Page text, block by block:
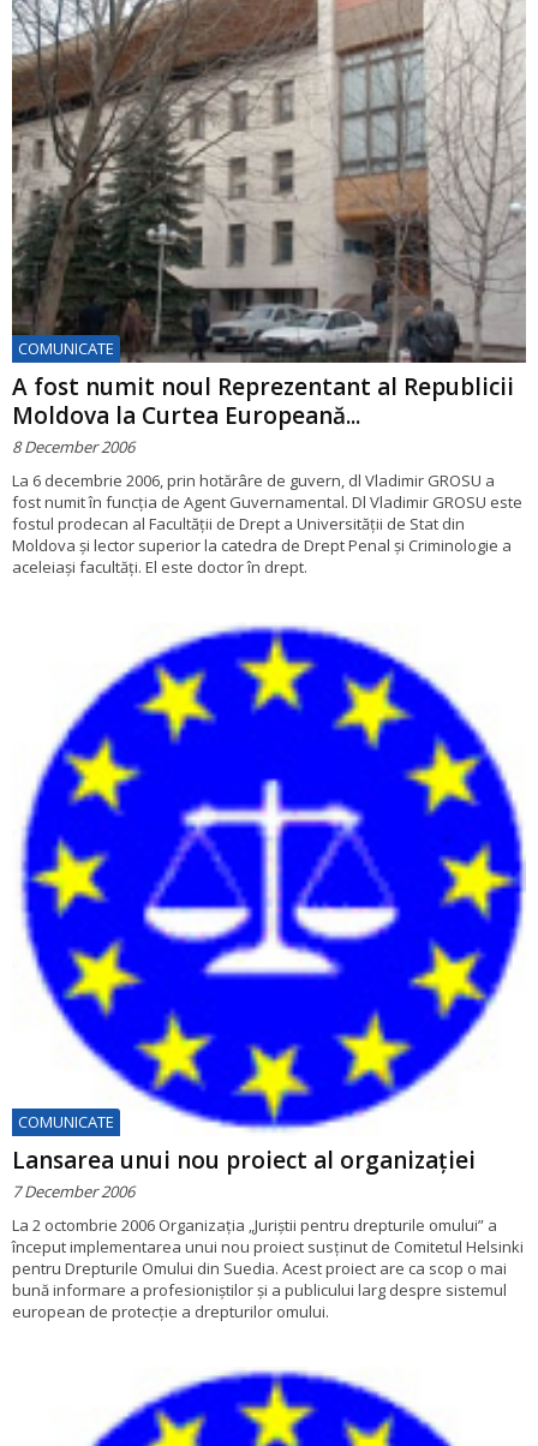
COMUNICATE
A fost numit noul Reprezentant al Republicii
Moldova la Curtea Europeană...
8 December 2006
La 6 decembrie 2006, prin hotărâre de guvern, dl Vladimir GROSU a
fost numit în funcția de Agent Guvernamental. Dl Vladimir GROSU este
fostul prodecan al Facultății de Drept a Universității de Stat din
Moldova și lector superior la catedra de Drept Penal și Criminologie a
aceleiași facultăți. El este doctor în drept.
COMUNICATE
Lansarea unui nou proiect al organizației
7 December 2006
La 2 octombrie 2006 Organizația „Juriștii pentru drepturile omului” a
început implementarea unui nou proiect susținut de Comitetul Helsinki
pentru Drepturile Omului din Suedia. Acest proiect are ca scop o mai
bună informare a profesioniștilor și a publicului larg despre sistemul
european de protecție a drepturilor omului.